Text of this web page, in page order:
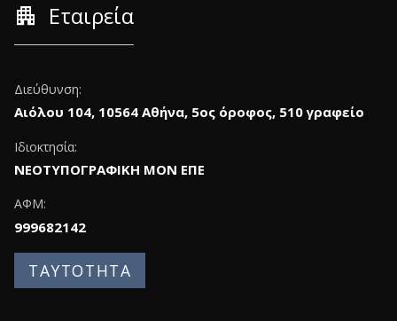
apartment Εταιρεία
Διεύθυνση:
Αιόλου 104, 10564 Αθήνα, 5ος όροφος, 510 γραφείο
Ιδιοκτησία:
ΝΕΟΤΥΠΟΓΡΑΦΙΚΗ ΜΟΝ ΕΠΕ
ΑΦΜ:
999682142
ΤΑΥΤΟΤΗΤΑ